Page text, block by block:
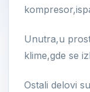
Unutra,u
klime,gde se
Ostali delovi